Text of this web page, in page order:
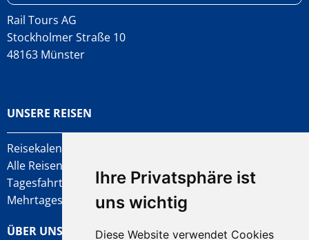
Ihre Privatsphäre ist
uns wichtig
Diese Website verwendet Cookies
Rail Tours AG
Stockholmer Straße 10
48163 Münster
UNSERE REISEN
Reisekalender
Alle Reisen
Tagesfahrten
Mehrtagesfahrten
ÜBER UNS